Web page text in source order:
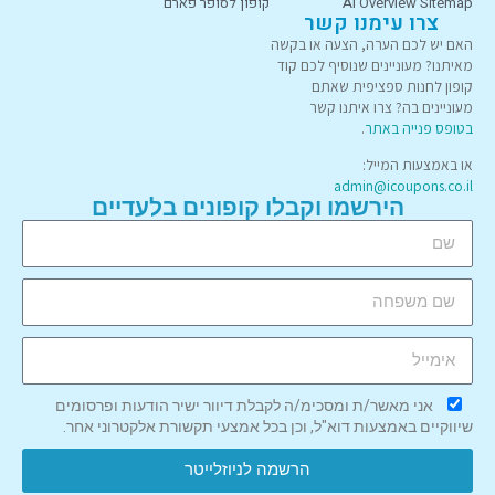
צרו עימנו קשר
האם יש לכם הערה, הצעה או בקשה
מאיתנו? מעוניינים שנוסיף לכם קוד
קופון לחנות ספציפית שאתם
מעוניינים בה? צרו איתנו קשר
בטופס פנייה באתר.
או באמצעות המייל:
admin@icoupons.co.il
הירשמו וקבלו קופונים בלעדיים
אני מאשר/ת ומסכימ/ה לקבלת דיוור ישיר הודעות ופרסומים
שיווקיים באמצעות דוא"ל, וכן בכל אמצעי תקשורת אלקטרוני אחר.
הרשמה לניוזלייטר